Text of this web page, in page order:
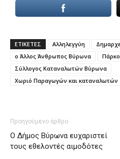
ΕΤΙΚΕΤΕΣ Αλληλεγγύη
ο Άλλος Άνθρωπος Βύρωνα
Σύλλογος Καταναλωτών Βύρωνα
Χωριό Παραγωγών και καταναλωτών
Προηγούμενο άρθρο
Ο Δήμος Βύρωνα ευχαριστεί
τους εθελοντές αιμοδότες